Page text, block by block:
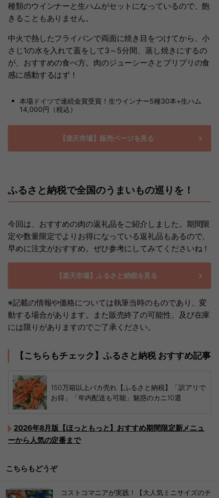
種類のウインナーと生ハムがセットになっているので、飽
きることもありません。
中火で熱したフライパンで両面に焼き目をつけてから、小
さじ1の水を入れて蓋をして3～5分間、蒸し焼きにするの
が、おすすめの食べ方。肉のジューシーさとプリプリの食
感に感動するはず！
本場ドイツで連続金賞受賞！生ウインナー5種30本+生ハム
14,000円（税込）
【楽天市場】販売ページを見る
ふるさと納税で全国のうまいもの巡りを！
今回は、おすすめの肉の返礼品をご紹介しました。期間限
定や数量限定でよりお得になっている返礼品もあるので、
早めに注文がおすすめ。ぜひ参考にしてみてくださいね！
【楽天市場】ふるさと納税を見る
※記載の情報や価格については執筆当時のものであり、変
動する場合があります。また販売終了の可能性、及び在庫
には限りがありますのでご了承ください。
【こちらもチェック】ふるさと納税 おすすめ記事
150万箱以上バカ売れ【ふるさと納税】「訳アリで
お得」「年内配送も可能」魅惑のカニ10選
2026年8月版【ほっともっと】おすすめ期間限定新メニュ
ーから人気の定番まで
こちらもどうぞ
コストコマニアが実践！【大人気ミニサイズのチ